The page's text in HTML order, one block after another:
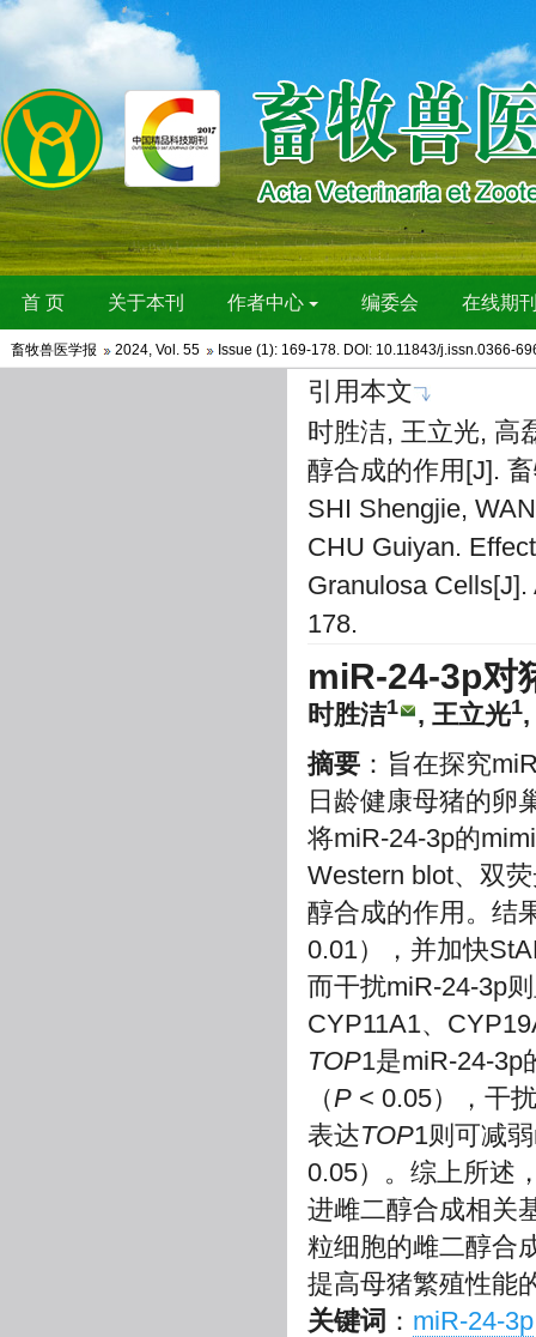
畜牧兽医学报 2024, Vol. 55 Issue (1): 169-178. DOI: 10.11843/j.issn.0366-
引用本文
时胜洁, 王立光, 高
醇合成的作用[J].
SHI Shengjie,
CHU Guiyan.
Granulosa
178.
miR-24-3p对
时胜洁1 , 王立光1
摘要 ：旨在探究
日龄健康母猪的卵
将miR-24-3p的
Western blot、双
醇合成的作用。结
0.01），并加快
而干扰miR-24-3p
CYP11A1、
TOP1是miR-24-3p
（P < 0.05），干
表达TOP1则可减
0.05）。综上所述
进雌二醇合成相关
粒细胞的雌二醇合
提高母猪繁殖性能
关键词 ： miR-24-3p